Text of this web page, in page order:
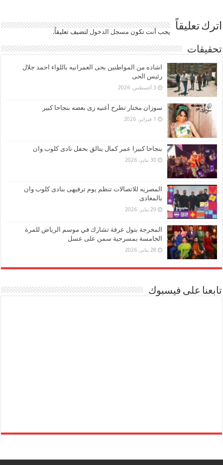
اترك تعليقاً يجب أنت تكون مسجل الدخول لتضيف تعليقاً.
تحقيقات
اشاده من المواطنين بحى العمرانيه باللواء احمد جلال
رئيس الحى
3 أغسطس، 2026
سوزان مختار تطرح أغنيه زى بعضه بنجاحا كبير
1 فبراير، 2026
بنجاحا كبيرا عمر كمال يتالق بحفل نادى كلوب وان
30 يناير، 2026
المصريه للاتصالات تنظم يوم ترفيهى بنادى كلوب وان
بالمعادى
29 يناير، 2026
المخرجة بتول عرفة تشارك في موسم الرياض للمرة
الخامسة بمسرحية سمن على عسل
28 يناير، 2026
تابعنا على فيسبوك